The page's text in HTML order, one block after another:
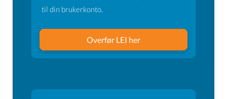
til din brukerkonto.
Overfør LEI her